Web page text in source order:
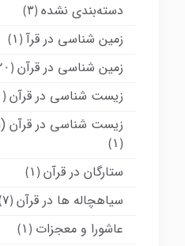
دسته‌بندی نشده (۳)
زمین شناسی در قرآ (۱)
زمین شناسی در قرآن (۲۰)
زیست شناسی در قرآن (۱۰)
زیست شناسی در قرآن (Biology in the Quran)
(۱)
ستارگان در قرآن (۱)
سیاهچاله ها در قرآن (۷)
عاشورا و معجزات (۱)